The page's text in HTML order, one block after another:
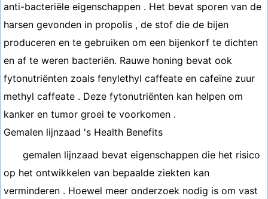
anti-bacteriële eigenschappen . Het bevat sporen van de
harsen gevonden in propolis , de stof die de bijen
produceren en te gebruiken om een ​​bijenkorf te dichten
en af ​​te weren bacteriën. Rauwe honing bevat ook
fytonutriënten zoals fenylethyl caffeate en cafeïne zuur
methyl caffeate . Deze fytonutriënten kan helpen om
kanker en tumor groei te voorkomen .
Gemalen lijnzaad 's Health Benefits
gemalen lijnzaad bevat eigenschappen die het risico
op het ontwikkelen van bepaalde ziekten kan
verminderen . Hoewel meer onderzoek nodig is om vast